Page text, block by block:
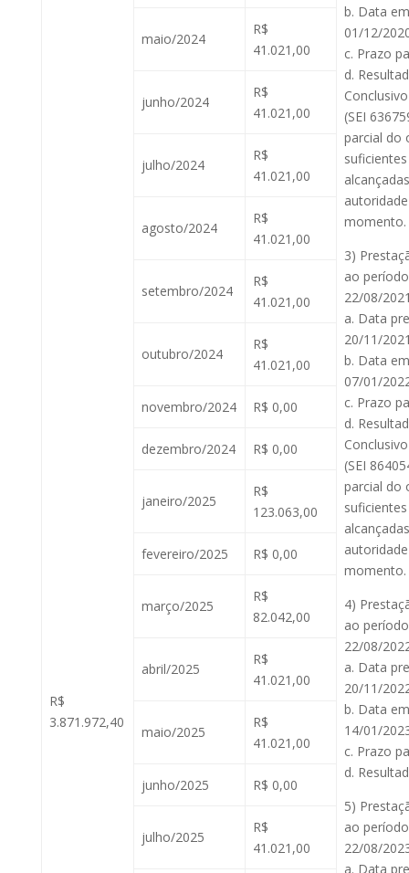
R$
3.871.972,40
b. Data
01/12/
c. Prazo
d.
(SEI
parcial do
momento.
3)
ao
22/08/
a. Data
20/11/
b. Data
07/01/
c. Prazo
d.
(SEI
parcial do
momento.
4)
ao
22/08/
a. Data
20/11/
b. Data
14/01/
c. Prazo
d.
5)
ao
22/08/
a. Data
maio/2024
R$
41.021,00
junho/2024
R$
41.021,00
julho/2024
R$
41.021,00
agosto/2024
R$
41.021,00
setembro/2024
R$
41.021,00
outubro/2024
R$
41.021,00
novembro/2024 R$ 0,00
dezembro/2024 R$ 0,00
janeiro/2025
R$
123.063,00
fevereiro/2025 R$ 0,00
março/2025
R$
82.042,00
abril/2025
R$
41.021,00
maio/2025
R$
41.021,00
junho/2025 R$ 0,00
julho/2025
R$
41.021,00